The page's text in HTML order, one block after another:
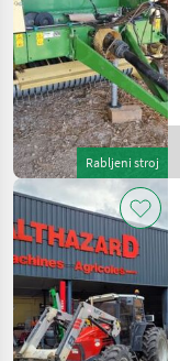
Rabljeni stroj